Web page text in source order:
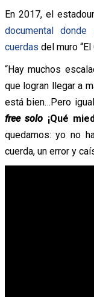
En 2017, el
documental
cuerdas del muro
“Hay muchos
que logran llegar a
está bien…Pero
free solo ¡Qué
quedamos: yo no
cuerda, un error y